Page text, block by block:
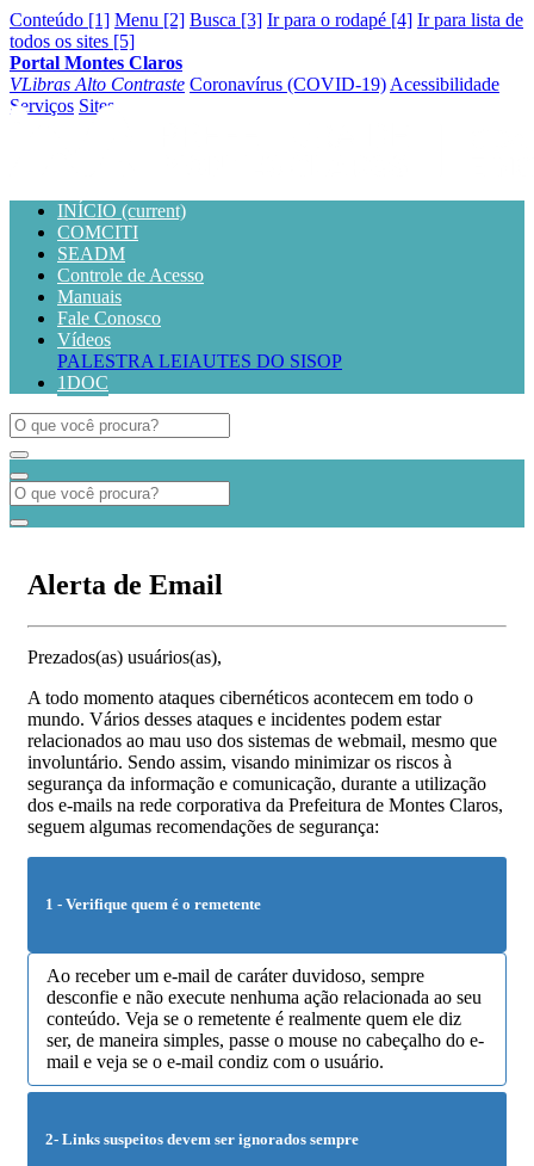
Conteúdo [1] Menu [2] Busca [3] Ir para o rodapé [4] Ir para lista de
todos os sites [5]
Portal Montes Claros
VLibras Alto Contraste Coronavírus (COVID-19) Acessibilidade
Serviços Sites
INÍCIO (current)
COMCITI
SEADM
Controle de Acesso
Manuais
Fale Conosco
Vídeos
PALESTRA LEIAUTES DO SISOP
1DOC
Alerta de Email
Prezados(as) usuários(as),
A todo momento ataques cibernéticos acontecem em todo o
mundo. Vários desses ataques e incidentes podem estar
relacionados ao mau uso dos sistemas de webmail, mesmo que
involuntário. Sendo assim, visando minimizar os riscos à
segurança da informação e comunicação, durante a utilização
dos e-mails na rede corporativa da Prefeitura de Montes Claros,
seguem algumas recomendações de segurança:
1 - Verifique quem é o remetente
Ao receber um e-mail de caráter duvidoso, sempre
desconfie e não execute nenhuma ação relacionada ao seu
conteúdo. Veja se o remetente é realmente quem ele diz
ser, de maneira simples, passe o mouse no cabeçalho do e-
mail e veja se o e-mail condiz com o usuário.
2- Links suspeitos devem ser ignorados sempre